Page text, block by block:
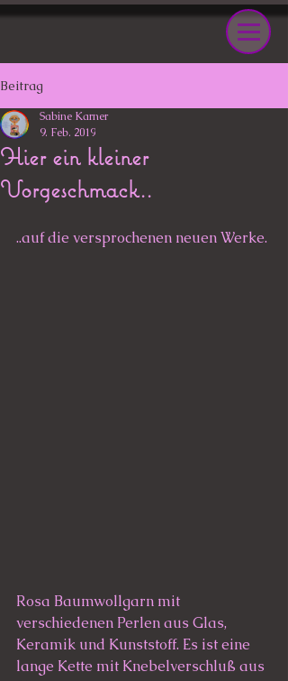
Beitrag
Hier ein kleiner
Vorgeschmack..
Sabine Karner
9. Feb. 2019
..auf die versprochenen neuen Werke.
Rosa Baumwollgarn mit
verschiedenen Perlen aus Glas,
Keramik und Kunststoff. Es ist eine
lange Kette mit Knebelverschluß aus